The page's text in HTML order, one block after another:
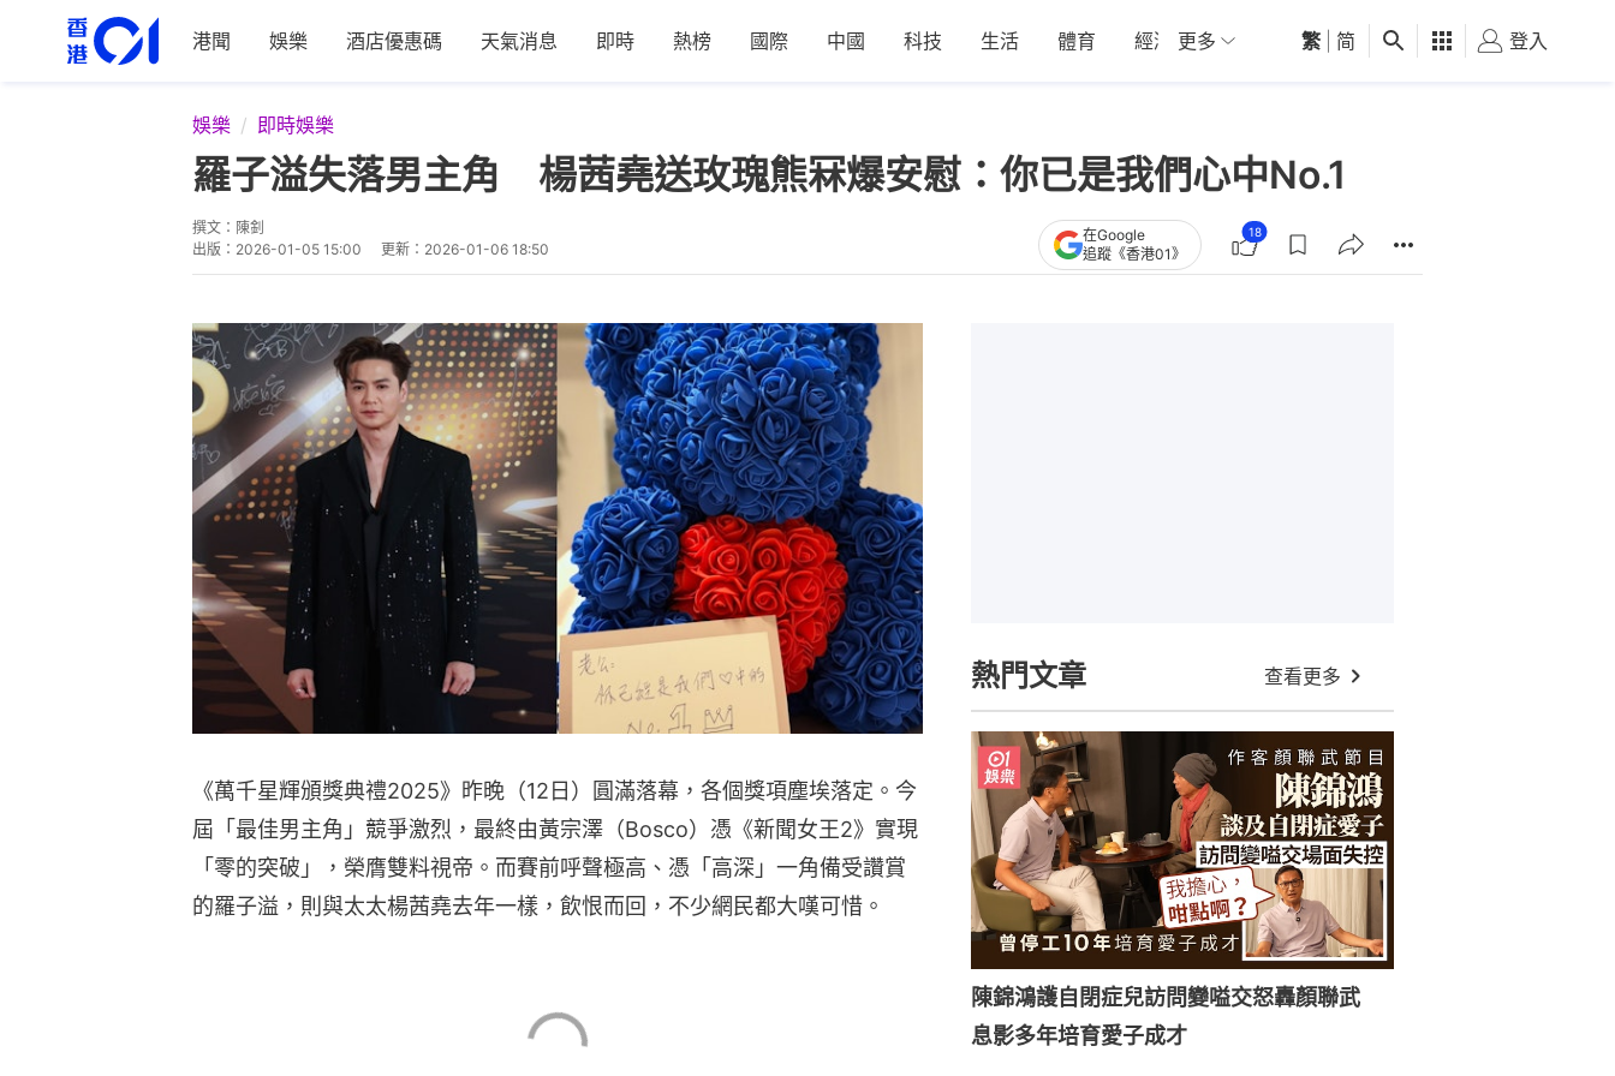
港聞 娛樂 酒店優惠碼 天氣消息 即時 熱榜 國際 中國 科技 生活 體育 經濟 01深圳 觀點 健康 好食玩飛
更多 繁 简 登入
娛樂 即時娛樂
羅子溢失落男主角 楊茜堯送玫瑰熊冧爆安慰：你已是我們心中No.1
撰文： 陳釗
出版： 2026-01-05 15:00 更新： 2026-01-06 18:50
在Google
追蹤《香港01》
18
《萬千星輝頒獎典禮2025》昨晚（12日）圓滿落幕，各個獎項塵埃落定。今
屆「最佳男主角」競爭激烈，最終由黃宗澤（Bosco）憑《新聞女王2》實現
「零的突破」，榮膺雙料視帝。而賽前呼聲極高、憑「高深」一角備受讚賞
的羅子溢，則與太太楊茜堯去年一樣，飲恨而回，不少網民都大嘆可惜。
熱門文章 查看更多
陳錦鴻護自閉症兒訪問變嗌交怒轟顏聯武
息影多年培育愛子成才